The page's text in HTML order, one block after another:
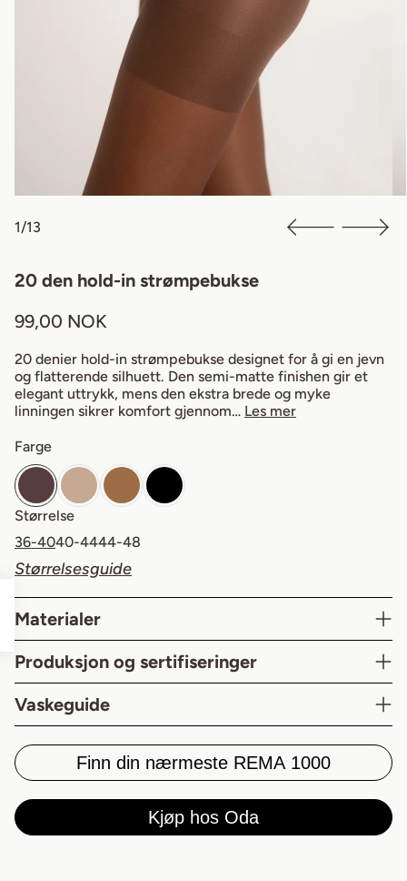
1/13
20 den hold-in strømpebukse
Regular price
99,00 NOK
20 denier hold-in strømpebukse designet for å gi en jevn
og flatterende silhuett. Den semi-matte finishen gir et
elegant uttrykk, mens den ekstra brede og myke
linningen sikrer komfort gjennom… Les mer
Farge
Mørk
Størrelse
36-4040-4444-48
Størrelsesguide
Hofte
Innside
ben
95-105
78-86
115
81-90
Materialer
Produksjon og sertifiseringer
Vaskeguide
Finn din nærmeste REMA 1000
Kjøp hos Oda